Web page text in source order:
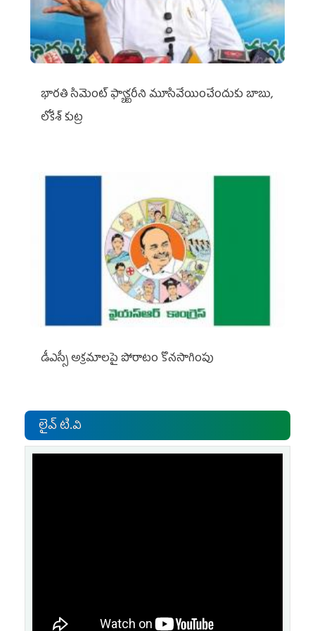
భారతి సిమెంట్ ఫ్యాక్టరీని మూసివేయించేందుకు బాబు,
లోకేశ్ కుట్ర
డీఎస్సీ అక్రమాలపై పోరాటం కొనసాగింపు
లైవ్ టి.వి